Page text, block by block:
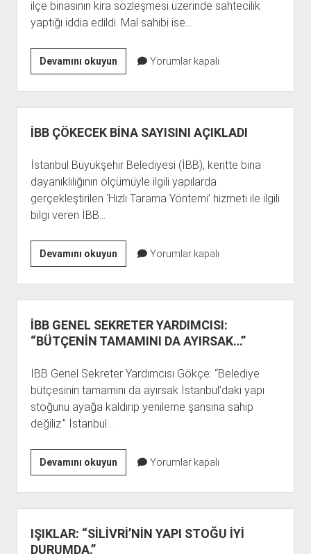
ilçe binasının kira sözleşmesi üzerinde sahtecilik
yaptığı iddia edildi. Mal sahibi ise…
Devamını okuyunGÖKHAN
CEYLAN’A
ÖZEL
EVRAKTA
SAHTECİLİK
Yorumlar kapalı
İBB ÇÖKECEK BİNA SAYISINI AÇIKLADI
İstanbul Büyükşehir Belediyesi (İBB), kentte bina
dayanıklılığının ölçümüyle ilgili yapılarda
gerçekleştirilen ‘Hızlı Tarama Yöntemi’ hizmeti ile ilgili
bilgi veren İBB…
Devamını okuyunİBB
ÇÖKECEK
BİNA
SAYISINI
AÇIKLADI
Yorumlar kapalı
İBB GENEL SEKRETER YARDIMCISI:
“BÜTÇENİN TAMAMINI DA AYIRSAK…”
İBB Genel Sekreter Yardımcısı Gökçe: “Belediye
bütçesinin tamamını da ayırsak İstanbul’daki yapı
stoğunu ayağa kaldırıp yenileme şansına sahip
değiliz.” İstanbul…
Devamını okuyunİBB
GENEL
SEKRETER
YARDIMCISI:
“BÜTÇENİN
Yorumlar kapalı
IŞIKLAR: “SİLİVRİ’NİN YAPI STOĞU İYİ
DURUMDA.”